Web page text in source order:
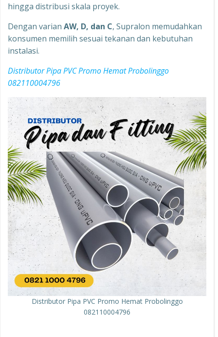
hingga distribusi skala proyek.
Dengan varian AW, D, dan C, Supralon memudahkan
konsumen memilih sesuai tekanan dan kebutuhan
instalasi.
Distributor Pipa PVC Promo Hemat Probolinggo
082110004796
Distributor Pipa PVC Promo Hemat Probolinggo
082110004796